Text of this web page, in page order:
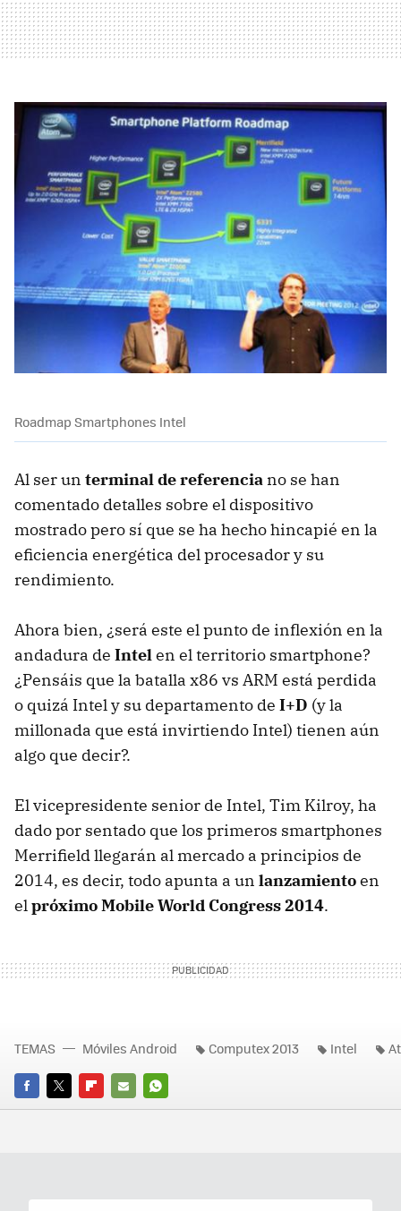
Roadmap Smartphones Intel
Al ser un terminal de referencia no se han
comentado detalles sobre el dispositivo
mostrado pero sí que se ha hecho hincapié en la
eficiencia energética del procesador y su
rendimiento.
Ahora bien, ¿será este el punto de inflexión en la
andadura de Intelen el territorio smartphone?
¿Pensáis que la batalla x86 vs ARM está perdida
o quizá Intel y su departamento de I+D (y la
millonada que está invirtiendo Intel) tienen aún
algo que decir?.
El vicepresidente senior de Intel, Tim Kilroy, ha
dado por sentado que los primeros smartphones
Merrifield llegarán al mercado a principios de
2014, es decir, todo apunta a un lanzamientoen
elpróximo Mobile World Congress 2014.
FACEBOOK
TWITTERFLIPBOARD
E-
WHATSAPP
TEMAS Móviles Android Computex 2013 Intel